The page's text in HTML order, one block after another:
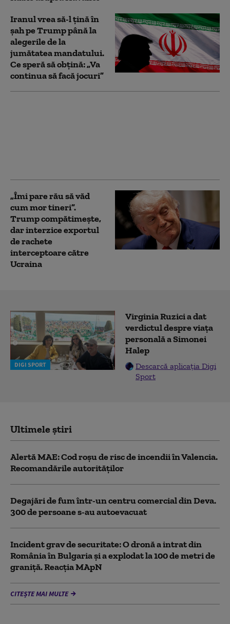
Iranul vrea să-l țină în
șah pe Trump până la
alegerile de la
jumătatea mandatului.
Ce speră să obțină: „Va
continua să facă jocuri”
„Îmi pare rău să văd
cum mor tineri”.
Trump compătimește,
dar interzice exportul
de rachete
interceptoare către
Ucraina
DIGI SPORT
Virginia Ruzici a dat
verdictul despre viața
personală a Simonei
Halep
Descarcă aplicația Digi
Sport
Ultimele știri
Alertă MAE: Cod roșu de risc de incendii în Valencia.
Recomandările autorităților
Degajări de fum într-un centru comercial din Deva.
300 de persoane s-au autoevacuat
Incident grav de securitate: O dronă a intrat din
România în Bulgaria şi a explodat la 100 de metri de
graniţă. Reacția MApN
CITEȘTE MAI MULTE